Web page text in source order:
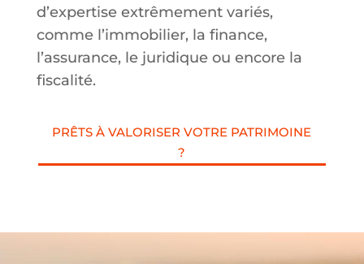
d’expertise extrêmement variés,
comme l’immobilier, la finance,
l’assurance, le juridique ou encore la
fiscalité.
PRÊTS À VALORISER VOTRE PATRIMOINE
?